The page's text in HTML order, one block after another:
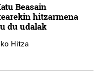
Beasain
hitzarmena
du udalak
Hitza